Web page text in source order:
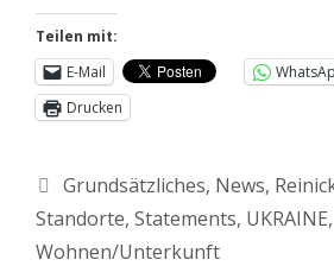
Teilen mit:
E-Mail
Drucken
Grundsätzliches, News,
Standorte, Statements, UKRAINE,
Wohnen/Unterkunft